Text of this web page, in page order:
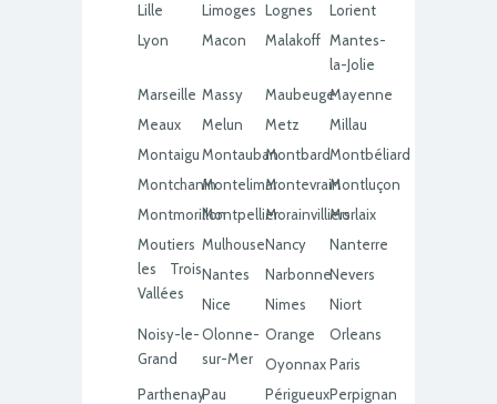
Lille
Limoges Lognes
Lorient
Lyon
Macon Malakoff Mantes-
la-Jolie
Marseille Massy MaubeugeMayenne
Meaux
Melun Metz
Millau
MontaiguMontaubanMontbardMontbéliard
MontchaninMontelimarMontevrainMontluçon
MontmorillonMontpellierMorainvilliersMorlaix
Moutiers
les Trois
Vallées
MulhouseNancy
Nanterre
Nantes
NarbonneNevers
Nice
Nimes
Niort
Noisy-le-
Grand
Olonne-
sur-Mer
Orange
Orleans
OyonnaxParis
ParthenayPau PérigueuxPerpignan